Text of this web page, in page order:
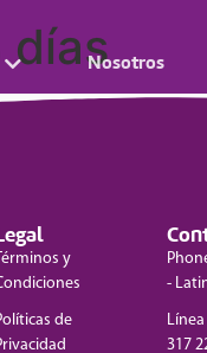
Nosotros
días
Términos y
de
-
317